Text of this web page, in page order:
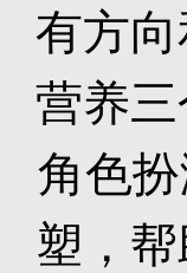
有方
营养
角色
塑，